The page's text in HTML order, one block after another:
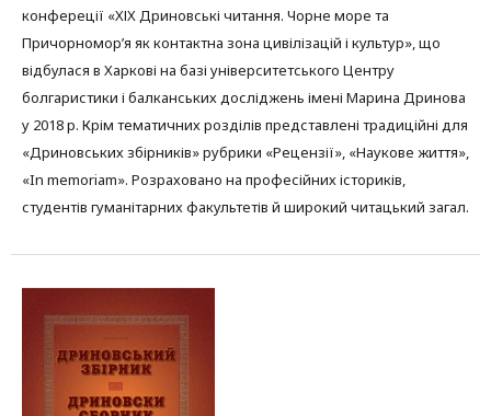
конфереції «ХІХ Дриновські читання. Чорне море та
Причорномор’я як контактна зона цивілізацій і культур», що
відбулася в Харкові на базі університетського Центру
болгаристики і балканських досліджень імені Марина Дринова
у 2018 р. Крім тематичних розділів представлені традиційні для
«Дриновських збірників» рубрики «Рецензії», «Наукове життя»,
«In memoriam». Розраховано на професійних істориків,
студентів гуманітарних факультетів й широкий читацький загал.